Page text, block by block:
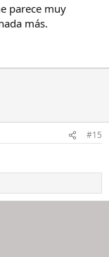
parece muy
más.
#15